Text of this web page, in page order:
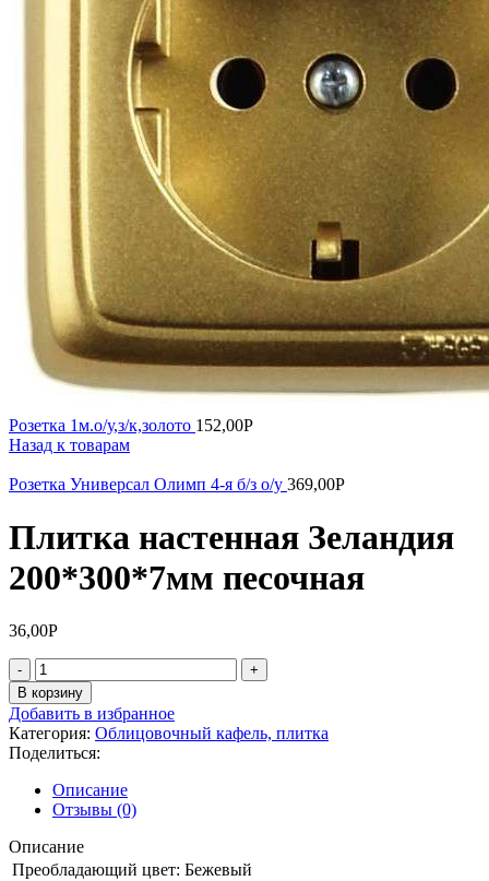
Розетка 1м.о/у,з/к,золото 152,00Р
Назад к товарам
Розетка Универсал Олимп 4-я б/з о/у 369,00Р
Плитка настенная Зеландия
200*300*7мм песочная
36,00Р
Количество
товара
Плитка
настенная
Зеландия
200*300*7мм
песочная
В корзину
Добавить в избранное
Категория: Облицовочный кафель, плитка
Поделиться:
Описание
Отзывы (0)
Описание
Преобладающий цвет: Бежевый